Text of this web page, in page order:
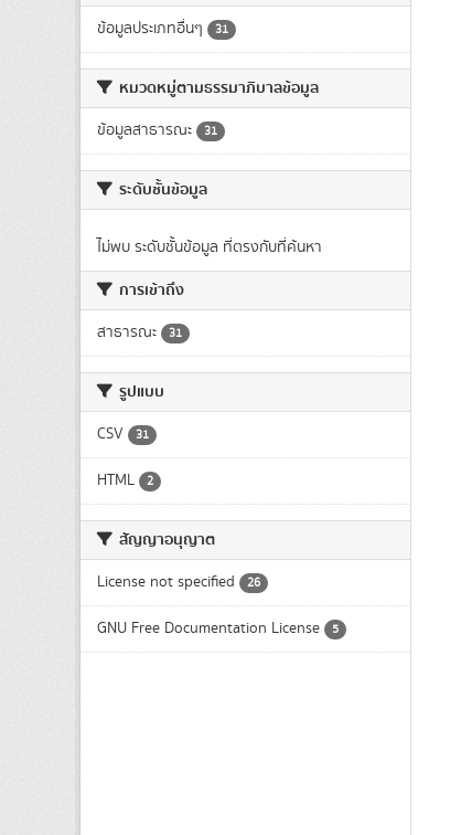
ข้อมูลประเภทอื่นๆ 31
หมวดหมู่ตามธรรมาภิบาลข้อมูล
ข้อมูลสาธารณะ 31
ระดับชั้นข้อมูล
ไม่พบ ระดับชั้นข้อมูล ที่ตรงกับที่ค้นหา
การเข้าถึง
สาธารณะ 31
รูปแบบ
CSV 31
HTML 2
สัญญาอนุญาต
License not specified 26
GNU Free Documentation License 5